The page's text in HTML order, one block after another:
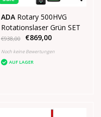
ADA Rotary 500HVG
Rotationslaser Grün SET
€938,00 €869,00
Noch keine Bewertungen
AUF LAGER